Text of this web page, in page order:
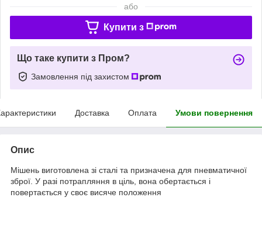
або
Купити з
Що таке купити з Пром?
Замовлення під захистом
Доставка Оплата Умови повернення
Опис
Мішень виготовлена зі сталі та призначена для пневматичної
зброї. У разі потрапляння в ціль, вона обертається і
повертається у своє висяче положення